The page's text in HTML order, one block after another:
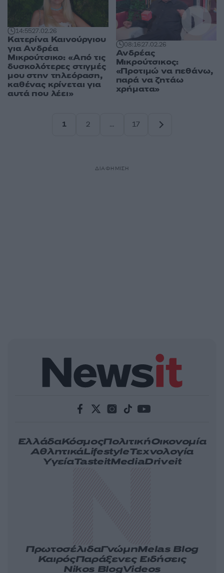
14:5527.02.26
Κατερίνα Καινούργιου
για Ανδρέα
Μικρούτσικο: «Από τις
δυσκολότερες στιγμές
μου στην τηλεόραση,
καθένας κρίνεται για
αυτά που λέει»
08:1627.02.26
Ανδρέας
Μικρούτσικος:
«Προτιμώ να πεθάνω,
παρά να ζητάω
χρήματα»
1
2
…
17
ΔΙΑΦΗΜΙΣΗ
ΕλλάδαΚόσμοςΠολιτικήΟικονομία
ΑθλητικάLifestyleΤεχνολογία
ΥγείαTasteitMediaDriveit
ΠρωτοσέλιδαΓνώμηMelas Blog
ΚαιρόςΠαράξενες Ειδήσεις
Nikos BlogVideos